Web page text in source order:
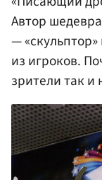
Автор
—
из игроков.
зрители так и